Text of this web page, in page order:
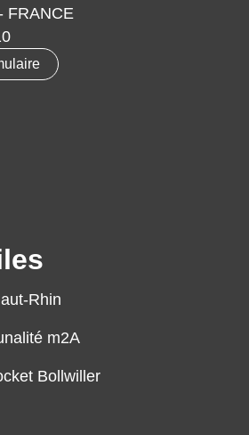
FRANCE
Rhin
m2A
Bollwiller